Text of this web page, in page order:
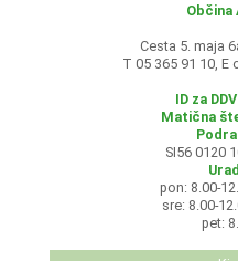
Občina
Cesta 5. maja
T 05 365 91 10, E
ID za
Matična
SI56 0120
pon: 8.00-
sre: 8.00-
pet: